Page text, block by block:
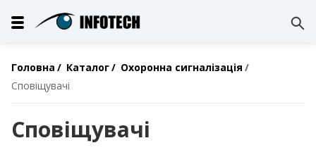
Головна Каталог
Охоронна сигналізація
Сповіщувачі
Сповіщувачі